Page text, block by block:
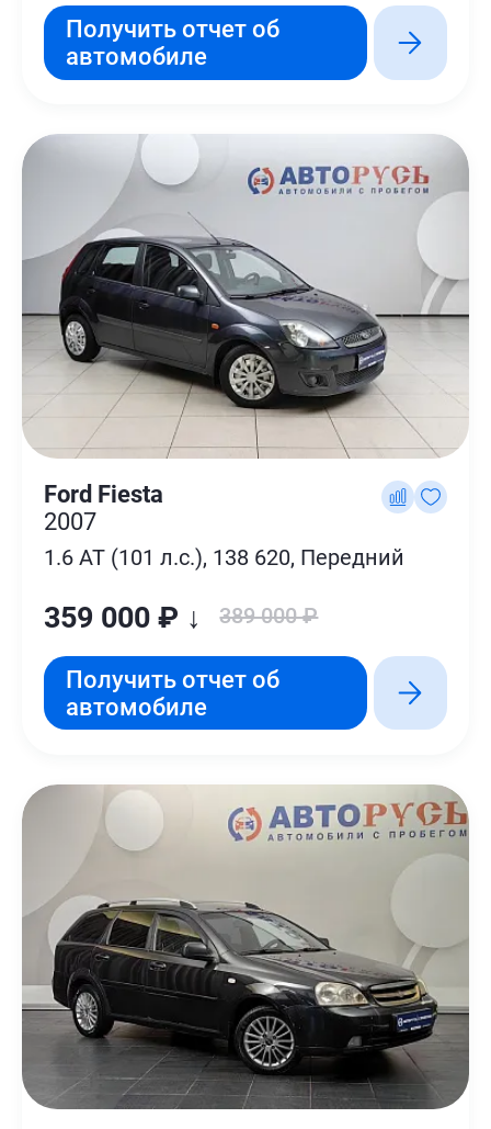
Получить отчет об
автомобиле
Ford Fiesta
2007
1.6 AT (101 л.с.), 138 620, Передний
359 000 ₽ ↓ 389 000 ₽
Получить отчет об
автомобиле